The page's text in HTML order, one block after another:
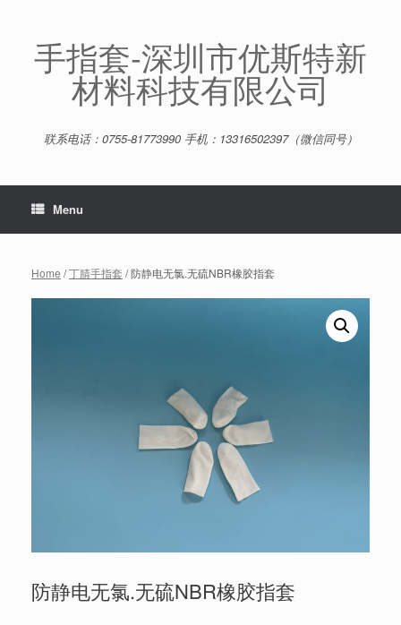
content手指套-深圳市优斯特新
材料科技有限公司
联系电话：0755-81773990 手机：13316502397（微信同号）
Menu
Home /丁腈手指套 / 防静电无氯.无硫NBR橡胶指套
防静电无氯.无硫NBR橡胶指套